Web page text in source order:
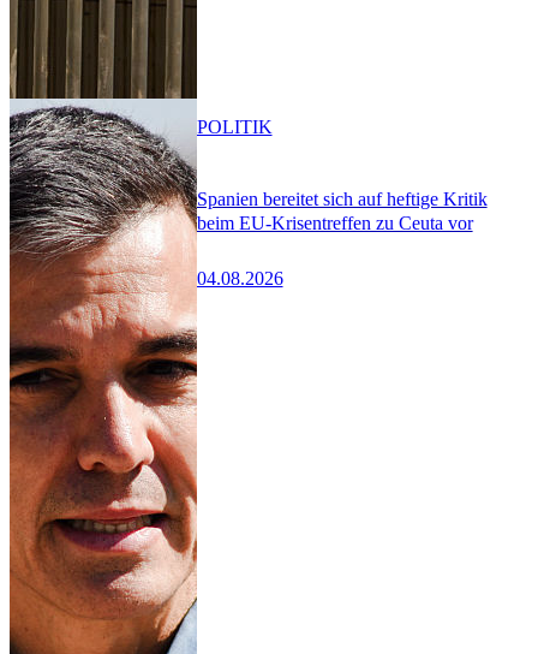
Spanien bereitet sich auf heftige Kritik
beim EU-Krisentreffen zu Ceuta vor
04.08.2026
POLITIK